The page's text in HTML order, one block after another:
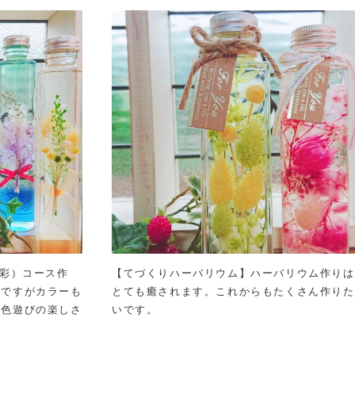
）コース作
すがカラーも
遊びの楽しさ
【てづくりハーバリウム】ハーバリウム作りは
とても癒されます。これからもたくさん作りた
いです。